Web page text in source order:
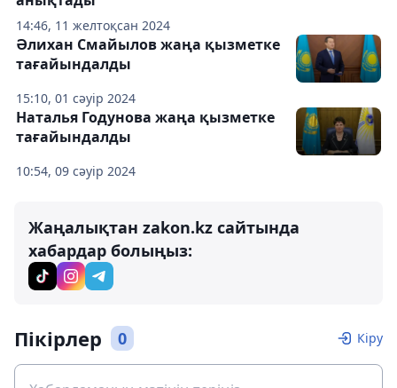
14:46, 11 желтоқсан 2024
15:10, 01 сәуір 2024
Әлихан Смайылов жаңа қызметке
тағайындалды
10:54, 09 сәуір 2024
Наталья Годунова жаңа қызметке
тағайындалды
Жаңалықтан zakon.kz сайтында
хабардар болыңыз:
Пікірлер 0 Кіру